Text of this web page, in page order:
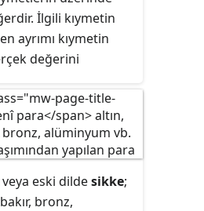
ölçüsü, genel
yıllık
olan
Hanelerin
hepsi aynı
bu amaçla
fiyat endeksi
İlgili kıymetin
ayrımı kıymetin
değerini
gücünü
Piyasa koşullarına
altında veya
satılabilirler.
veya eski dildesikke;
bronz,